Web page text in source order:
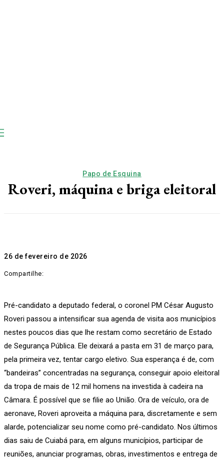
Papo de Esquina
Roveri, máquina e briga eleitoral
26 de fevereiro de 2026
Compartilhe:
Pré-candidato a deputado federal, o coronel PM César Augusto
Roveri passou a intensificar sua agenda de visita aos municípios
nestes poucos dias que lhe restam como secretário de Estado
de Segurança Pública. Ele deixará a pasta em 31 de março para,
pela primeira vez, tentar cargo eletivo. Sua esperança é de, com
“bandeiras” concentradas na segurança, conseguir apoio eleitoral
da tropa de mais de 12 mil homens na investida à cadeira na
Câmara. É possível que se filie ao União. Ora de veículo, ora de
aeronave, Roveri aproveita a máquina para, discretamente e sem
alarde, potencializar seu nome como pré-candidato. Nos últimos
dias saiu de Cuiabá para, em alguns municípios, participar de
reuniões, anunciar programas, obras, investimentos e entrega de